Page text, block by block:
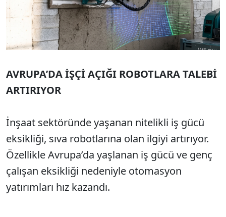
AVRUPA’DA İŞÇİ AÇIĞI ROBOTLARA TALEBİ
ARTIRIYOR
İnşaat sektöründe yaşanan nitelikli iş gücü
eksikliği, sıva robotlarına olan ilgiyi artırıyor.
Özellikle Avrupa’da yaşlanan iş gücü ve genç
çalışan eksikliği nedeniyle otomasyon
yatırımları hız kazandı.